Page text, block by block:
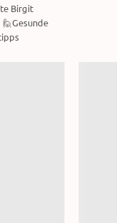
Birgit